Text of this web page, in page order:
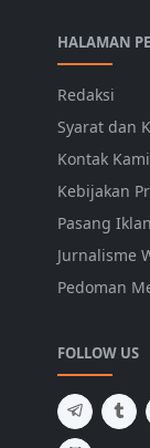
HALAMAN
Redaksi
Syarat dan
Kontak Kami
Kebijakan
Pasang Iklan
Jurnalisme
Pedoman
FOLLOW US